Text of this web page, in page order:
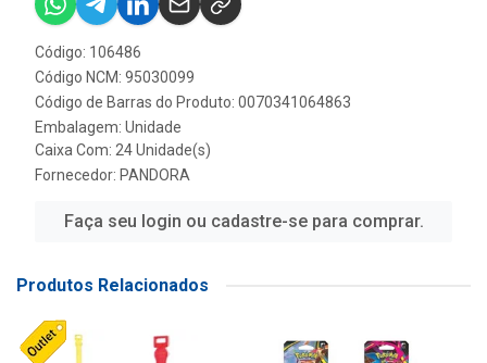
Código: 106486
Código NCM: 95030099
Código de Barras do Produto: 0070341064863
Embalagem: Unidade
Caixa Com: 24 Unidade(s)
Fornecedor: PANDORA
Faça seu login ou cadastre-se para comprar.
Produtos Relacionados